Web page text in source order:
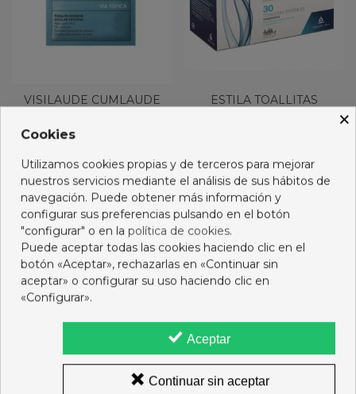
VISILAUDE CUMLAUDE
7,75 €
Añadir al carro
ESTILA TOALLITAS
Añadir al carro
×
Cookies
Utilizamos cookies propias y de terceros para mejorar
nuestros servicios mediante el análisis de sus hábitos de
navegación. Puede obtener más información y
configurar sus preferencias pulsando en el botón
"configurar" o en la política de cookies.
Puede aceptar todas las cookies haciendo clic en el
botón «Aceptar», rechazarlas en «Continuar sin
aceptar» o configurar su uso haciendo clic en
«Configurar».
Aceptar
Continuar sin aceptar